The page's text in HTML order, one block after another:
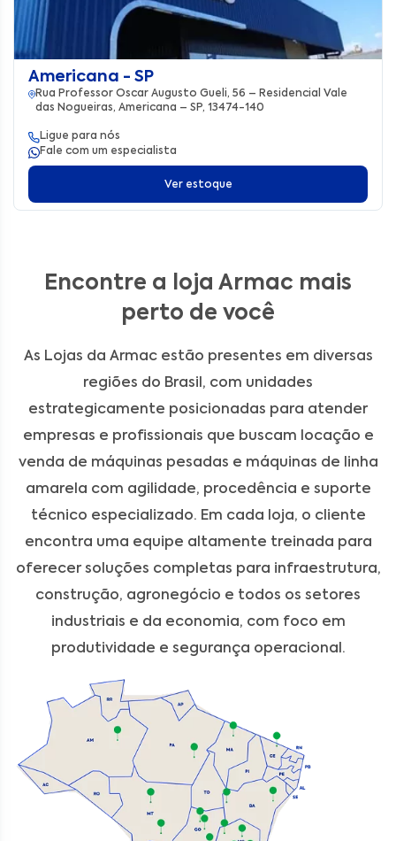
Americana - SP
Rua Professor Oscar Augusto Gueli, 56 – Residencial Vale
das Nogueiras, Americana – SP, 13474-140
Ligue para nós
Fale com um especialista
Ver estoque
Encontre a loja Armac mais
perto de você
As Lojas da Armac estão presentes em diversas
regiões do Brasil, com unidades
estrategicamente posicionadas para atender
empresas e profissionais que buscam locação e
venda de máquinas pesadas e máquinas de linha
amarela com agilidade, procedência e suporte
técnico especializado. Em cada loja, o cliente
encontra uma equipe altamente treinada para
oferecer soluções completas para infraestrutura,
construção, agronegócio e todos os setores
industriais e da economia, com foco em
produtividade e segurança operacional.